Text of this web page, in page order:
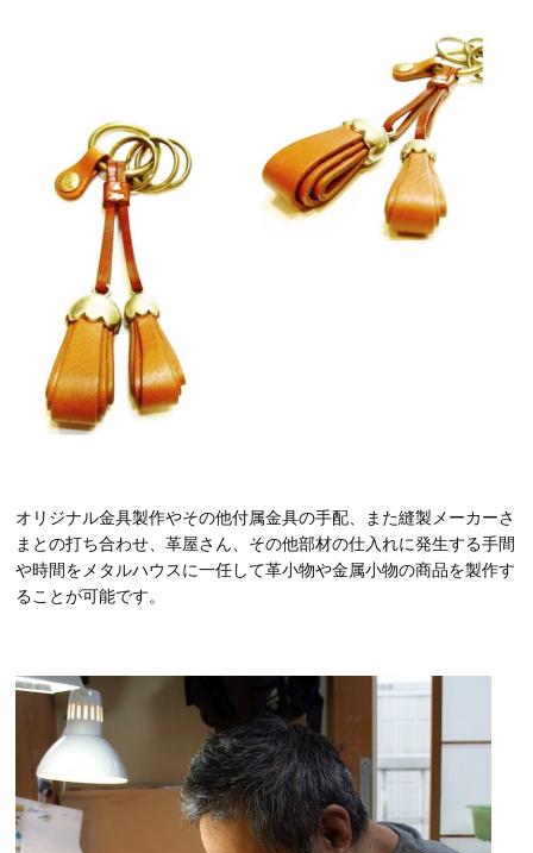
オリジナル金具製作やその他付属金具の手配、また縫製メーカーさ
まとの打ち合わせ、革屋さん、その他部材の仕入れに発生する手間
や時間をメタルハウスに一任して革小物や金属小物の商品を製作す
ることが可能です。